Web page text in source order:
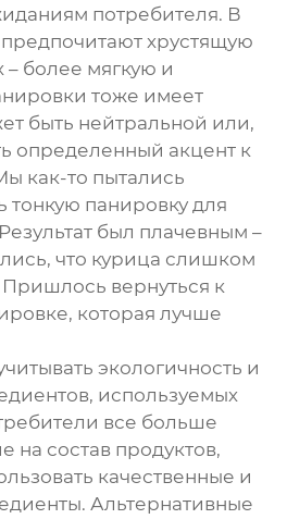
потребителя. В
хрустящую
– более мягкую и
тоже имеет
быть нейтральной или,
определенный акцент к
как-то пытались
тонкую панировку для
был плачевным –
что курица слишком
Пришлось вернуться к
которая лучше
экологичность и
используемых
все больше
состав продуктов,
качественные и
Альтернативные